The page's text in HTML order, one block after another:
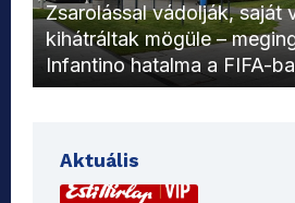
Zsarolással vádolják, saját
kihátráltak mögüle –
Infantino hatalma a FIFA-
Aktuális